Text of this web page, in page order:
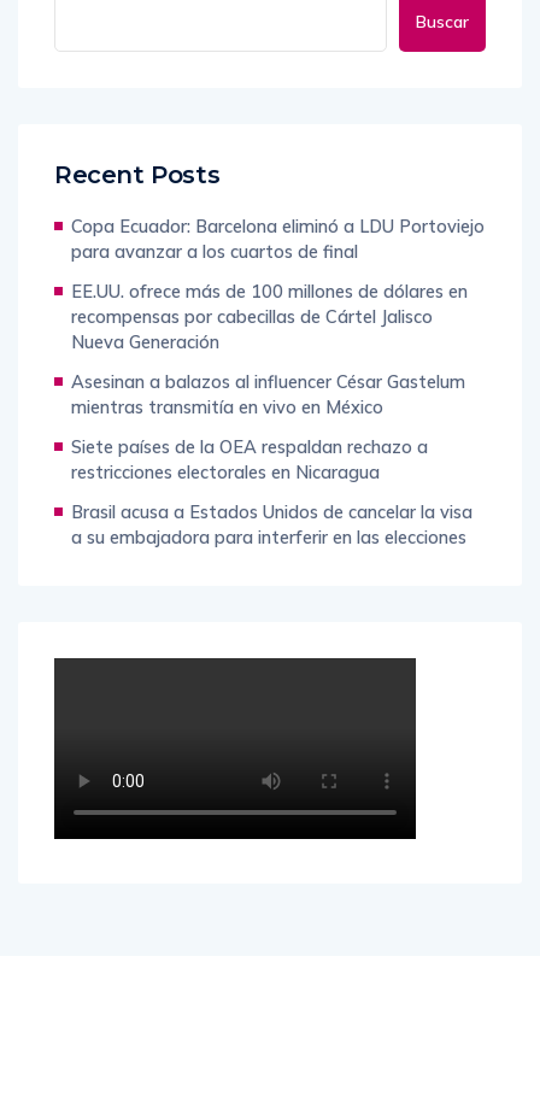
Buscar
Recent Posts
Copa Ecuador: Barcelona eliminó a LDU Portoviejo
para avanzar a los cuartos de final
EE.UU. ofrece más de 100 millones de dólares en
recompensas por cabecillas de Cártel Jalisco
Nueva Generación
Asesinan a balazos al influencer César Gastelum
mientras transmitía en vivo en México
Siete países de la OEA respaldan rechazo a
restricciones electorales en Nicaragua
Brasil acusa a Estados Unidos de cancelar la visa
a su embajadora para interferir en las elecciones